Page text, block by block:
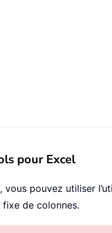
pour Excel
vous pouvez utiliser
de colonnes.